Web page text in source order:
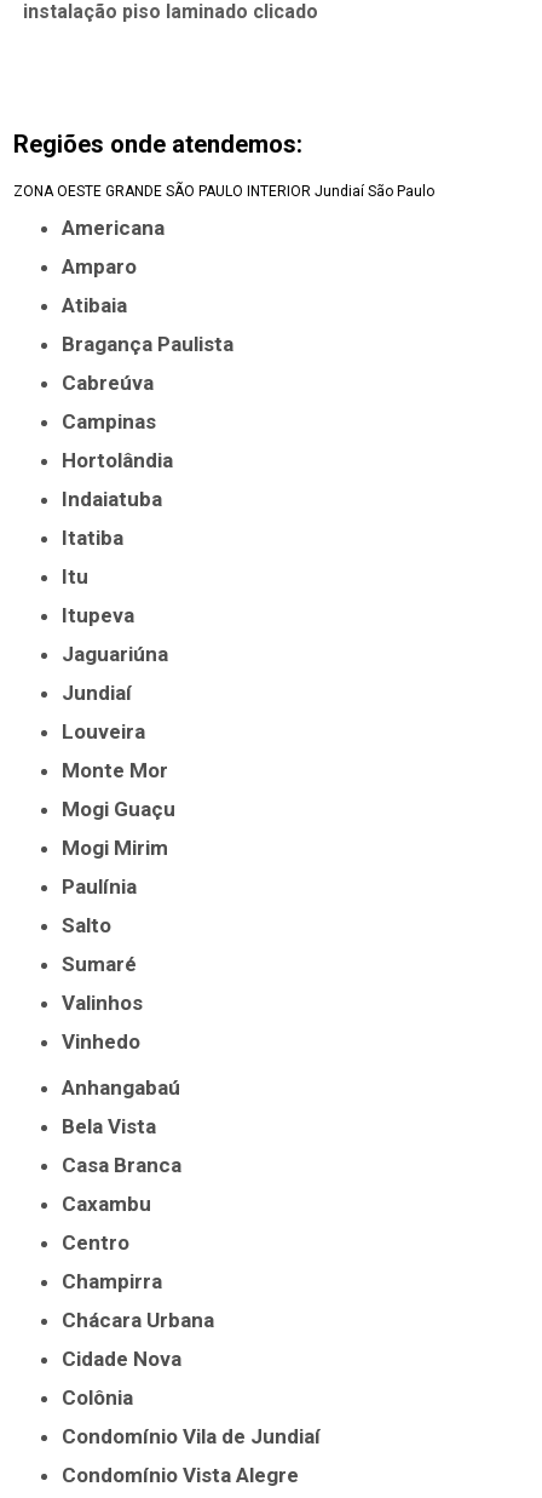
instalação piso laminado clicado
Regiões onde atendemos:
ZONA OESTE GRANDE SÃO PAULO INTERIOR Jundiaí São Paulo
Americana
Amparo
Atibaia
Bragança Paulista
Cabreúva
Campinas
Hortolândia
Indaiatuba
Itatiba
Itu
Itupeva
Jaguariúna
Jundiaí
Louveira
Monte Mor
Mogi Guaçu
Mogi Mirim
Paulínia
Salto
Sumaré
Valinhos
Vinhedo
Anhangabaú
Bela Vista
Casa Branca
Caxambu
Centro
Champirra
Chácara Urbana
Cidade Nova
Colônia
Condomínio Vila de Jundiaí
Condomínio Vista Alegre